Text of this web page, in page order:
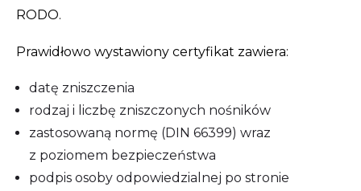
RODO.
Prawidłowo wystawiony certyfikat zawiera:
datę zniszczenia
rodzaj i liczbę zniszczonych nośników
zastosowaną normę (DIN 66399) wraz
z poziomem bezpieczeństwa
podpis osoby odpowiedzialnej po stronie